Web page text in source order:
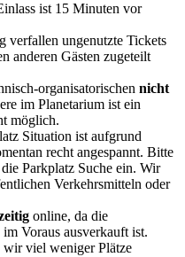
ist 15 Minuten vor
verfallen ungenutzte Tickets
anderen Gästen zugeteilt
organisatorischen nicht
im Planetarium ist ein
möglich.
Situation ist aufgrund
recht angespannt. Bitte
Parkplatz Suche ein. Wir
Verkehrsmitteln oder
online, da die
Voraus ausverkauft ist.
viel weniger Plätze